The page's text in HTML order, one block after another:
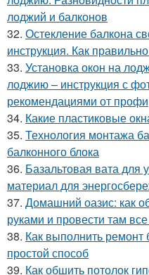
лоджий и балконов
32. Остекление балкона
инструкция. Как
33. Установка окон на
лоджию – инструкция с
рекомендациями от профи
34. Какие пластиковые
35. Технология монтажа
балконного блока
36. Базальтовая вата для
материал для
37. Домашний оазис: как
руками и провести там
38. Как выполнить ремонт
простой способ
39. Как обшить потолок